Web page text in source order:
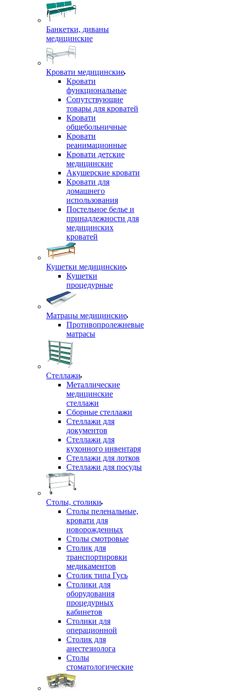
Банкетки, диваны
медицинские
Кровати медицинские
Кровати
функциональные
Сопутствующие
товары для кроватей
Кровати
общебольничные
Кровати
реанимационные
Кровати детские
медицинские
Акушерские кровати
Кровати для
домашнего
использования
Постельное белье и
принадлежности для
медицинских
кроватей
Кушетки медицинские
Кушетки
процедурные
Матрацы медицинские
Противопролежневые
матрасы
Стеллажи
Металлические
медицинские
стеллажи
Сборные стеллажи
Стеллажи для
документов
Стеллажи для
кухонного инвентаря
Стеллажи для лотков
Стеллажи для посуды
Столы, столики
Столы пеленальные,
кровати для
новорожденных
Столы смотровые
Столик для
транспортировки
медикаментов
Столик типа Гусь
Столики для
оборудования
процедурных
кабинетов
Столики для
операционной
Столик для
анестезиолога
Столы
стоматологические